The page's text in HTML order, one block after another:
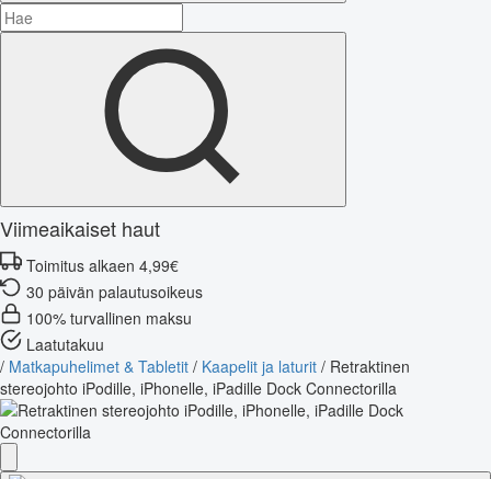
Viimeaikaiset haut
Toimitus alkaen 4,99€
30 päivän palautusoikeus
100% turvallinen maksu
Laatutakuu
/ Matkapuhelimet & Tabletit / Kaapelit ja laturit / Retraktinen
stereojohto iPodille, iPhonelle, iPadille Dock Connectorilla